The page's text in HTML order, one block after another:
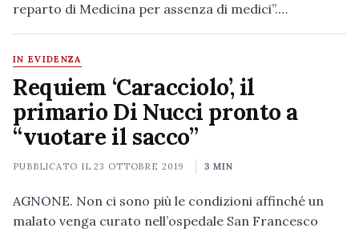
reparto di Medicina per assenza di medici”.…
IN EVIDENZA
Requiem ‘Caracciolo’, il
primario Di Nucci pronto a
“vuotare il sacco”
PUBBLICATO IL23 OTTOBRE 2019 3 MIN
AGNONE. Non ci sono più le condizioni affinché un
malato venga curato nell’ospedale San Francesco